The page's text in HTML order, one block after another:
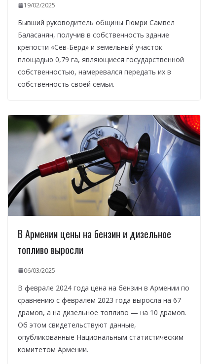
19/02/2025
Бывший руководитель общины Гюмри Самвел
Баласанян, получив в собственность здание
крепости «Сев-Берд» и земельный участок
площадью 0,79 га, являющиеся государственной
собственностью, намеревался передать их в
собственность своей семьи.
В Армении цены на бензин и дизельное
топливо выросли
06/03/2025
В феврале 2024 года цена на бензин в Армении по
сравнению с февралем 2023 года выросла на 67
драмов, а на дизельное топливо — на 10 драмов.
Об этом свидетельствуют данные,
опубликованные Национальным статистическим
комитетом Армении.